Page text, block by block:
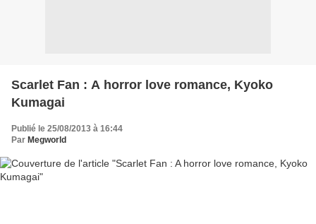
Scarlet Fan : A horror love romance, Kyoko
Kumagai
Publié le 25/08/2013 à 16:44
Par Megworld